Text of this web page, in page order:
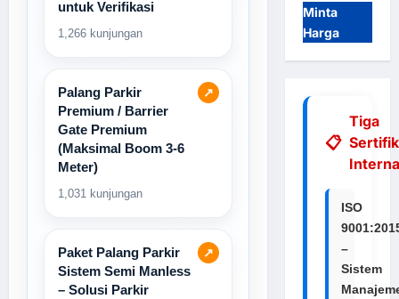
untuk Verifikasi
1,266 kunjungan
↗
Palang Parkir
Premium / Barrier
Gate Premium
(Maksimal Boom 3-6
Meter)
1,031 kunjungan
↗
Paket Palang Parkir
Sistem Semi Manless
– Solusi Parkir
Minta
Harga
Tiga
ISO
–
Sistem